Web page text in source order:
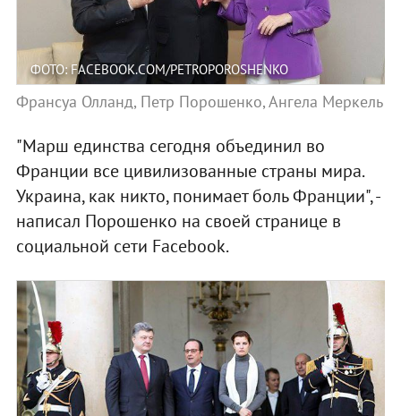
ФОТО: FACEBOOK.COM/PETROPOROSHENKO
Франсуа Олланд, Петр Порошенко, Ангела Меркель
"Марш единства сегодня объединил во
Франции все цивилизованные страны мира.
Украина, как никто, понимает боль Франции", -
написал Порошенко на своей странице в
социальной сети Facebook.